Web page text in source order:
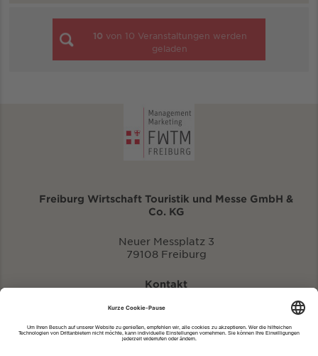
10 von 10 Veranstaltungen werden
geladen
Freiburg Wirtschaft Touristik und Messe GmbH &
Co. KG
Neuer Messplatz 3
79108 Freiburg
Kontakt
eventportal@fwtm.de